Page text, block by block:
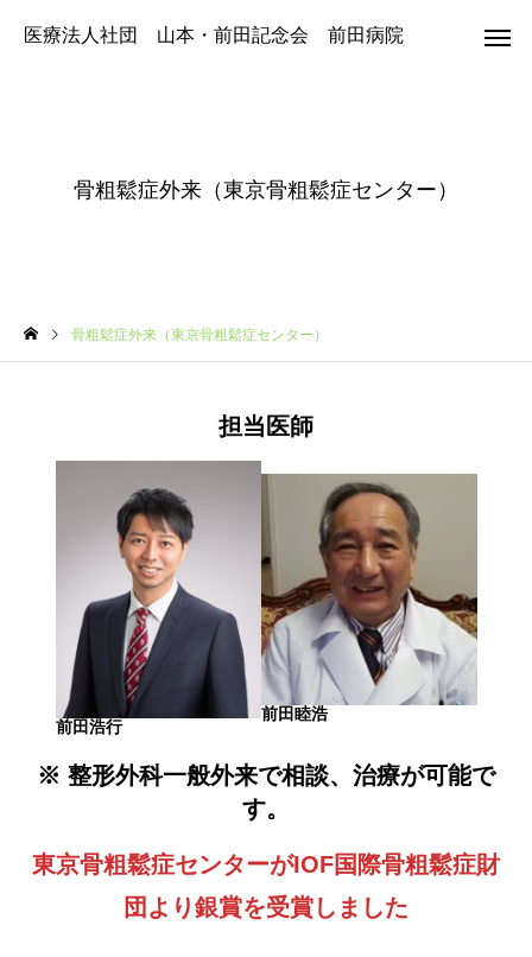
医療法人社団 山本・前田記念会 前田病院
骨粗鬆症外来（東京骨粗鬆症センター）
骨粗鬆症外来（東京骨粗鬆症センター）
担当医師
前田浩行
前田睦浩
※ 整形外科一般外来で相談、治療が可能で
す。
東京骨粗鬆症センターがIOF国際骨粗鬆症財
団より銀賞を受賞しました